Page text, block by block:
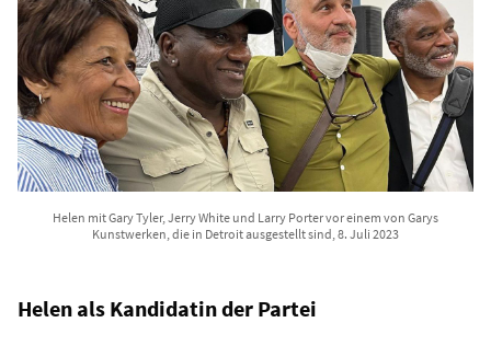
Helen mit Gary Tyler, Jerry White und Larry Porter vor einem von Garys
Kunstwerken, die in Detroit ausgestellt sind, 8. Juli 2023
Helen als Kandidatin der Partei